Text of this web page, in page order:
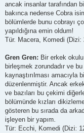
ancak insanlar tarafından
bakınca nedense Cobra
bölümlerde bunu cobrayı
yapıldığına emin oldum!
Tür. Macera, Komedi (Dizi:
Gren Gren: Bir erkek
birleşmek zorundadır ve
kaynaştırılması amacıyla
düzenlenmiştir. Ancak
ve bazıları bu çekimi
bölümünde kızları
gösteren bu sırada da
işleyen bir yapım.
Tür: Ecchi, Komedi (Dizi: